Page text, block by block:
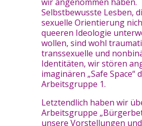
Selbstbewusste Lesben,
sexuelle Orientierung
queeren Ideologie
wollen, sind wohl
transsexuelle und
Identitäten, wir stören
imaginären „Safe Space“
Arbeitsgruppe 1.
Letztendlich haben wir
Arbeitsgruppe
unsere Vorstellungen und